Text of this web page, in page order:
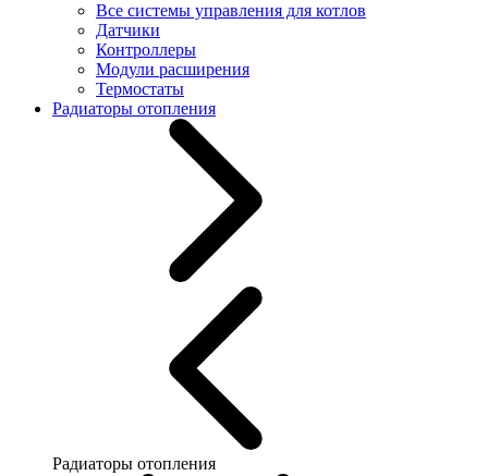
Все системы управления для котлов
Датчики
Контроллеры
Модули расширения
Термостаты
Радиаторы отопления
Радиаторы отопления